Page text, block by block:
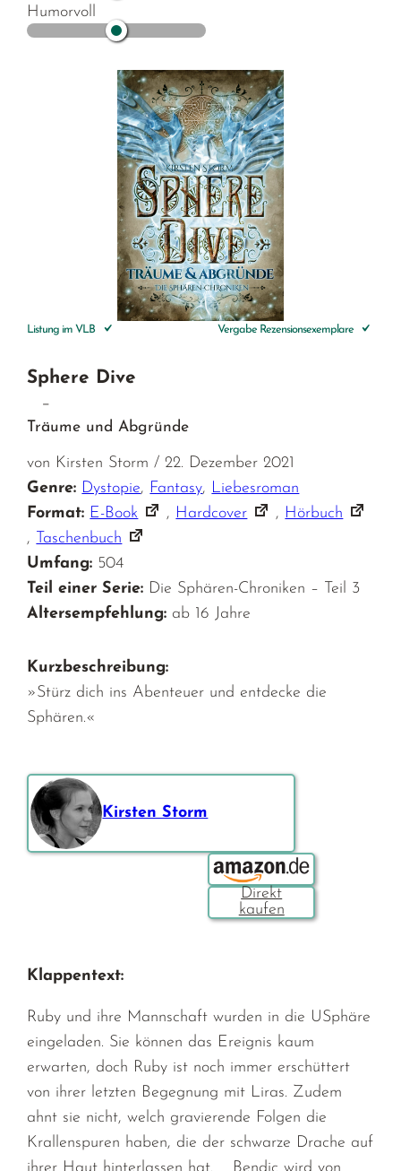
Humorvoll
Listung im VLB Vergabe Rezensionsexemplare
Sphere Dive
–
Träume und Abgründe
von Kirsten Storm / 22. Dezember 2021
Genre: Dystopie, Fantasy, Liebesroman
Format: E-Book , Hardcover , Hörbuch
, Taschenbuch
Umfang: 504
Teil einer Serie: Die Sphären-Chroniken – Teil 3
Altersempfehlung: ab 16 Jahre
Kurzbeschreibung:
»Stürz dich ins Abenteuer und entdecke die
Sphären.«
Kirsten Storm
Bestellen über:
Klappentext:
Ruby und ihre Mannschaft wurden in die USphäre
eingeladen. Sie können das Ereignis kaum
erwarten, doch Ruby ist noch immer erschüttert
von ihrer letzten Begegnung mit Liras. Zudem
ahnt sie nicht, welch gravierende Folgen die
Krallenspuren haben, die der schwarze Drache auf
ihrer Haut hinterlassen hat. Bendic wird von